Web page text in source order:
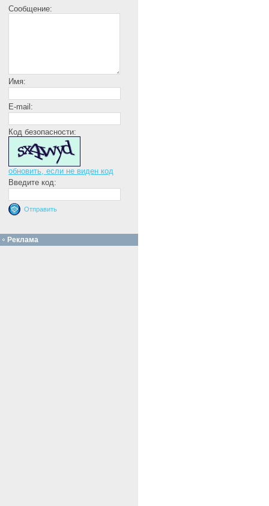
Сообщение:
Имя:
E-mail:
Код безопасности:
обновить, если не виден код
Введите код:
Реклама